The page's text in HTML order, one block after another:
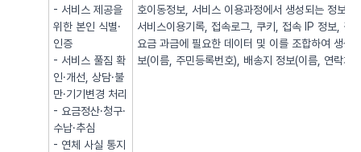
- 서비스 제공을
위한 본인 식별·
인증
- 서비스 풀짐 확
인·개선, 상담·불
만·기기변경 처리
- 요금정산·청구·
수납·추심
- 연체 사실 통지
호이동정보, 서비스 이용과정에서 생성되는 정보(
서비스이용기록, 접속로그, 쿠키, 접속 IP 정보, 결
요금 과금에 필요한 데이터 및 이를 조합하여 생
보(이름, 주민등록번호), 배송지 정보(이름, 연락처,